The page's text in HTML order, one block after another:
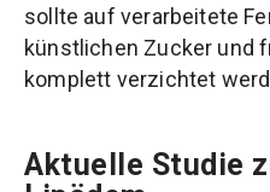
sollte auf verarbeitete
künstlichen Zucker und
komplett verzichtet
Aktuelle Studie